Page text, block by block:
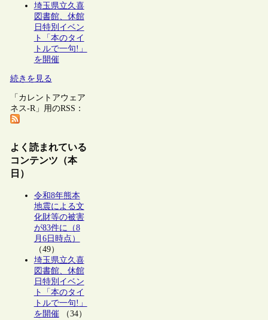
埼玉県立久喜
図書館、休館
日特別イベン
ト「本のタイ
トルで一句!」
を開催
続きを見る
「カレントアウェア
ネス-R」用のRSS：
よく読まれている
コンテンツ（本
日）
令和8年熊本
地震による文
化財等の被害
が83件に（8
月6日時点）
（49）
埼玉県立久喜
図書館、休館
日特別イベン
ト「本のタイ
トルで一句!」
を開催（34）